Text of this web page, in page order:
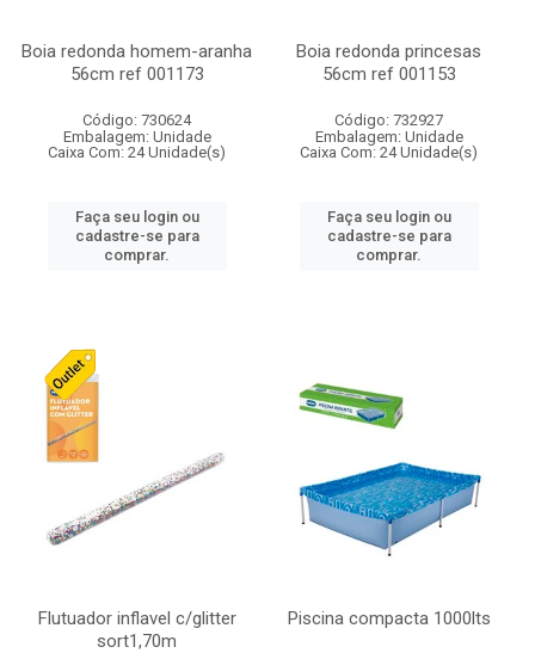
Boia redonda homem-aranha
56cm ref 001173
Código: 730624
Embalagem: Unidade
Caixa Com: 24 Unidade(s)
Faça seu login ou
cadastre-se para
comprar.
Boia redonda princesas
56cm ref 001153
Código: 732927
Embalagem: Unidade
Caixa Com: 24 Unidade(s)
Faça seu login ou
cadastre-se para
comprar.
Flutuador inflavel c/glitter
sort1,70m
Piscina compacta 1000lts